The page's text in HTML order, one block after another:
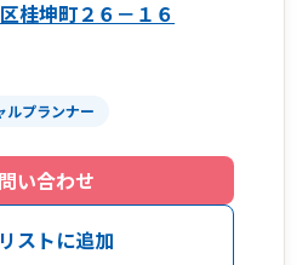
桂坤町２６－１６
ルプランナー
い合わせ
ストに追加